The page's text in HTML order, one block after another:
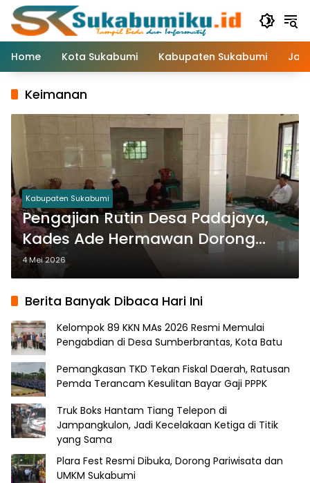
Langsung
konten
Home
Kota Sukabumi Kabupaten Sukabumi
Keimanan
Kabupaten Sukabumi
Pengajian Rutin Desa Padajaya,
Kades Ade Hermawan Dorong
Peningkatan Keimanan Warga
4 Mei 2026
Berita Banyak Dibaca Hari Ini
Kelompok 89 KKN MAs 2026 Resmi Memulai
Pengabdian di Desa Sumberbrantas, Kota Batu
Pemangkasan TKD Tekan Fiskal Daerah, Ratusan
Pemda Terancam Kesulitan Bayar Gaji PPPK
Truk Boks Hantam Tiang Telepon di
Jampangkulon, Jadi Kecelakaan Ketiga di Titik
yang Sama
Plara Fest Resmi Dibuka, Dorong Pariwisata dan
UMKM Sukabumi